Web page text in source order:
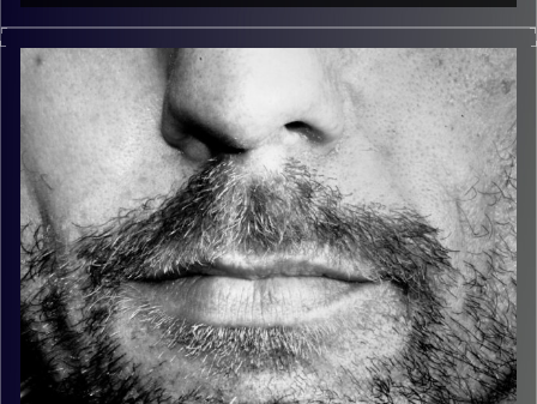
זיפים, מוזיקה מחוספסת של הופעות חיות. הרבה ג'אם, רוק,
בלוז, bluegrass, ג'אז, Fאנק, פרוגרסיב ואפילו אלקטרוניקה.
כל מה שחי, אמיתי ונושם.
עם שמוליק רגב.
קרדיט תמונות: David Goehring